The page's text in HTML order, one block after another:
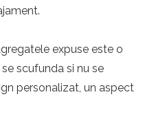
expuse este o
scufunda si nu se
personalizat, un aspect